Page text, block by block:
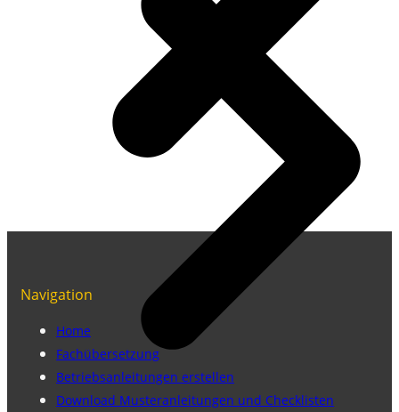
Navigation
Home
Fachübersetzung
Betriebsanleitungen erstellen
Download Musteranleitungen und Checklisten